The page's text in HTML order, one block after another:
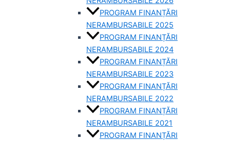
PROGRAM FINANȚĂRI
NERAMBURSABILE 2025
PROGRAM FINANȚĂRI
NERAMBURSABILE 2024
PROGRAM FINANȚĂRI
NERAMBURSABILE 2023
PROGRAM FINANȚĂRI
NERAMBURSABILE 2022
PROGRAM FINANȚĂRI
NERAMBURSABILE 2021
PROGRAM FINANȚĂRI